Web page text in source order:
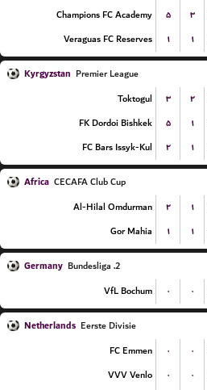
Champions FC Academy
۵ ۳
Veraguas FC Reserves
۱ ۱
Kyrgyzstan Premier League
Toktogul
۳ ۲
FK Dordoi Bishkek
۵ ۱
FC Bars Issyk-Kul
۲ ۱
Africa CECAFA Club Cup
Al-Hilal Omdurman
۲ ۱
Gor Mahia
۱ ۱
Germany
2. Bundesliga
VfL Bochum
۰ ۰
Netherlands Eerste Divisie
FC Emmen
۰ ۰
VVV Venlo
۰ ۰